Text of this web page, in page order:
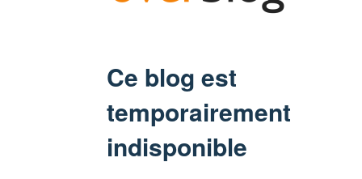
Ce blog est
temporairement
indisponible